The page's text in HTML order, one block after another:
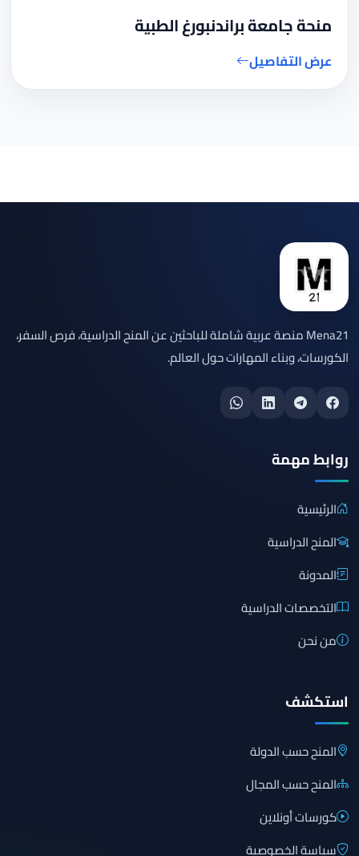
منحة جامعة براندنبورغ الطبية
عرض التفاصيل
Mena21 منصة عربية شاملة للباحثين عن المنح الدراسية، فرص السفر،
الكورسات، وبناء المهارات حول العالم.
روابط مهمة
الرئيسية
المنح الدراسية
المدونة
التخصصات الدراسية
من نحن
استكشف
المنح حسب الدولة
المنح حسب المجال
كورسات أونلاين
سياسة الخصوصية